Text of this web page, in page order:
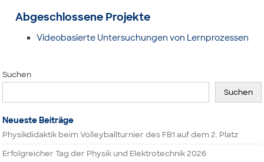
Abgeschlossene Projekte
Videobasierte Untersuchungen von Lernprozessen
Suchen
Suchen
Neueste Beiträge
Physikdidaktik beim Volleyballturnier des FB1 auf dem 2. Platz
Erfolgreicher Tag der Physik und Elektrotechnik 2026